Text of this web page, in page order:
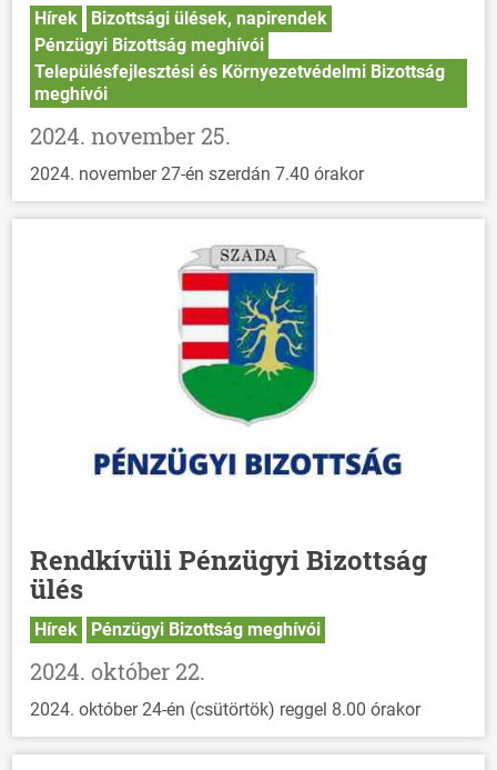
Hírek
Bizottsági ülések, napirendek
Pénzügyi Bizottság meghívói
Településfejlesztési és Környezetvédelmi Bizottság
meghívói
2024. november 25.
2024. november 27-én szerdán 7.40 órakor
Rendkívüli Pénzügyi Bizottság
ülés
Hírek Pénzügyi Bizottság meghívói
2024. október 22.
2024. október 24-én (csütörtök) reggel 8.00 órakor